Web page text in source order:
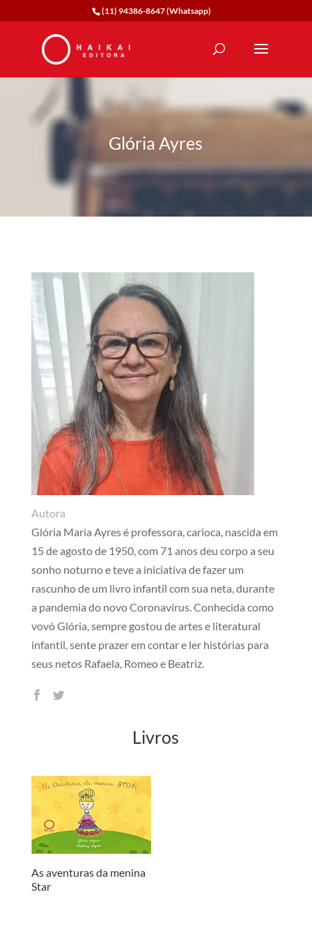
(11) 94386-8647 (Whatsapp)
Glória Ayres
Autora
Glória Maria Ayres é professora, carioca, nascida em
15 de agosto de 1950, com 71 anos deu corpo a seu
sonho noturno e teve a iniciativa de fazer um
rascunho de um livro infantil com sua neta, durante
a pandemia do novo Coronavírus. Conhecida como
vovó Glória, sempre gostou de artes e literatural
infantil, sente prazer em contar e ler histórias para
seus netos Rafaela, Romeo e Beatriz.
Livros
As aventuras da menina
Star